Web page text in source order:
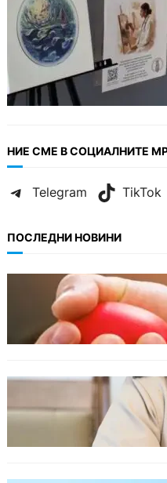
НИЕ СМЕ В СОЦИАЛНИТЕ
Telegram TikTok
ПОСЛЕДНИ НОВИНИ
ОБЩЕСТВО
Варна има
с кръвна
БЪЛГАРИЯ
Ефтимов:
срещу
примамка